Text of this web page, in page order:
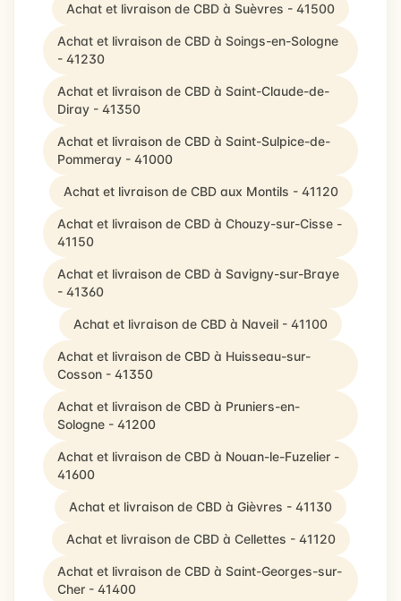
Achat et livraison de CBD à Suèvres - 41500
Achat et livraison de CBD à Soings-en-Sologne
- 41230
Achat et livraison de CBD à Saint-Claude-de-
Diray - 41350
Achat et livraison de CBD à Saint-Sulpice-de-
Pommeray - 41000
Achat et livraison de CBD aux Montils - 41120
Achat et livraison de CBD à Chouzy-sur-Cisse -
41150
Achat et livraison de CBD à Savigny-sur-Braye
- 41360
Achat et livraison de CBD à Naveil - 41100
Achat et livraison de CBD à Huisseau-sur-
Cosson - 41350
Achat et livraison de CBD à Pruniers-en-
Sologne - 41200
Achat et livraison de CBD à Nouan-le-Fuzelier -
41600
Achat et livraison de CBD à Gièvres - 41130
Achat et livraison de CBD à Cellettes - 41120
Achat et livraison de CBD à Saint-Georges-sur-
Cher - 41400